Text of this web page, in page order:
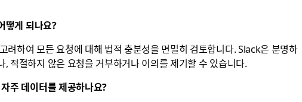
떻게 되나요?
려하여 모든 요청에 대해 법적 충분성을 면밀히 검토합니다. Slack은 분명하
, 적절하지 않은 요청을 거부하거나 이의를 제기할 수 있습니다.
주 데이터를 제공하나요?